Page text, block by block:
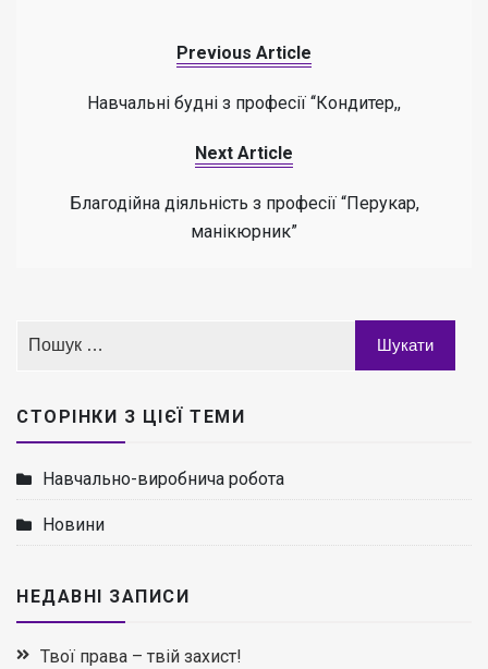
Previous Article
Навчальні будні з професії ‘‘Кондитер,,
Next Article
Благодійна діяльність з професії “Перукар,
манікюрник”
СТОРІНКИ З ЦІЄЇ ТЕМИ
Навчально-виробнича робота
Новини
НЕДАВНІ ЗАПИСИ
Твої права – твій захист!